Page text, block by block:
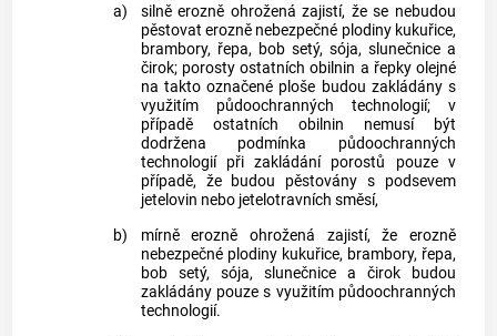
a)
silně erozně ohrožená zajistí, že se nebudou
pěstovat erozně nebezpečné plodiny kukuřice,
brambory, řepa, bob setý, sója, slunečnice a
čirok; porosty ostatních obilnin a řepky olejné
na takto označené ploše budou zakládány s
využitím půdoochranných technologií; v
případě ostatních obilnin nemusí být
dodržena podmínka půdoochranných
technologií při zakládání porostů pouze v
případě, že budou pěstovány s podsevem
jetelovin nebo jetelotravních směsí,
b)
mírně erozně ohrožená zajistí, že erozně
nebezpečné plodiny kukuřice, brambory, řepa,
bob setý, sója, slunečnice a čirok budou
zakládány pouze s využitím půdoochranných
technologií.